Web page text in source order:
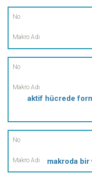
aktif hücrede
makroda